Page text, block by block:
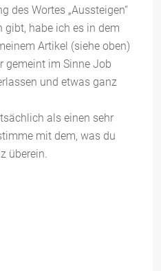
des Wortes „Aussteigen“
gibt, habe ich es in dem
Artikel (siehe oben)
gemeint im Sinne Job
und etwas ganz
als einen sehr
mit dem, was du
überein.